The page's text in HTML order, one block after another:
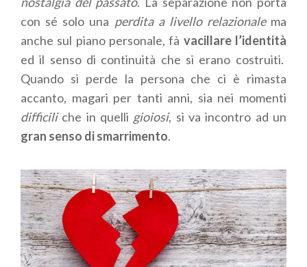
con sé solo una perdita a livello relazionalema
anche sul piano personale, fà vacillare l’identità
ed il senso di continuità che si erano costruiti.
Quando si perde la persona che ci è rimasta
accanto, magari per tanti anni, sia nei momenti
difficili che in quelli gioiosi, si va incontro ad un
gran senso di smarrimento.